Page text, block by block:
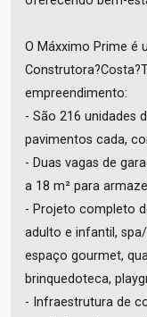
O Máxximo Prime é
empreendimento:
- São 216 unidades
pavimentos cada,
- Duas vagas de
a 18 m² para
- Projeto completo
adulto e infantil,
espaço gourmet,
brinquedoteca,
- Infraestrutura de